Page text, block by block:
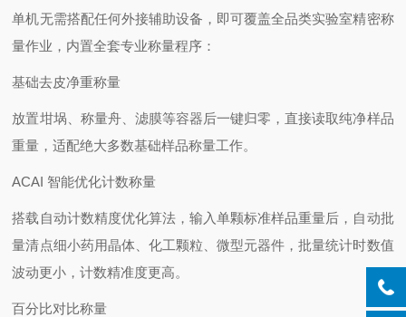
单机无需搭配任何外接辅助设备，即可覆盖全品类实验室精密称
量作业，内置全套专业称量程序：
基础去皮净重称量
放置坩埚、称量舟、滤膜等容器后一键归零，直接读取纯净样品
重量，适配绝大多数基础样品称量工作。
ACAI 智能优化计数称量
搭载自动计数精度优化算法，输入单颗标准样品重量后，自动批
量清点细小药用晶体、化工颗粒、微型元器件，批量统计时数值
波动更小，计数精准度更高。
百分比对比称量